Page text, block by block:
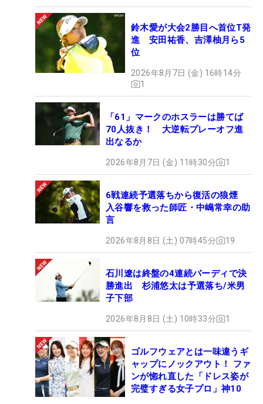
鈴木愛が大会2勝目へ首位T発
進 安田祐香、吉澤柚月ら5
位
2026年8月7日 (金) 16時14分
1
「61」マークのホスラーは勝てば
70人抜き！ 大逆転プレーオフ進
出なるか
2026年8月7日 (金) 11時30分 1
6戦連続予選落ちから復活の狼煙
入谷響を救った師匠・中嶋常幸の助
言
2026年8月8日 (土) 07時45分 19
石川遼は終盤の4連続バーディで決
勝進出 杉浦悠太は予選落ち/米男
子下部
2026年8月8日 (土) 10時33分 1
ゴルフウェアとは一味違うギ
ャップにノックアウト！ ファ
ンが惚れ直した「ドレス姿が
完璧すぎる女子プロ」神10